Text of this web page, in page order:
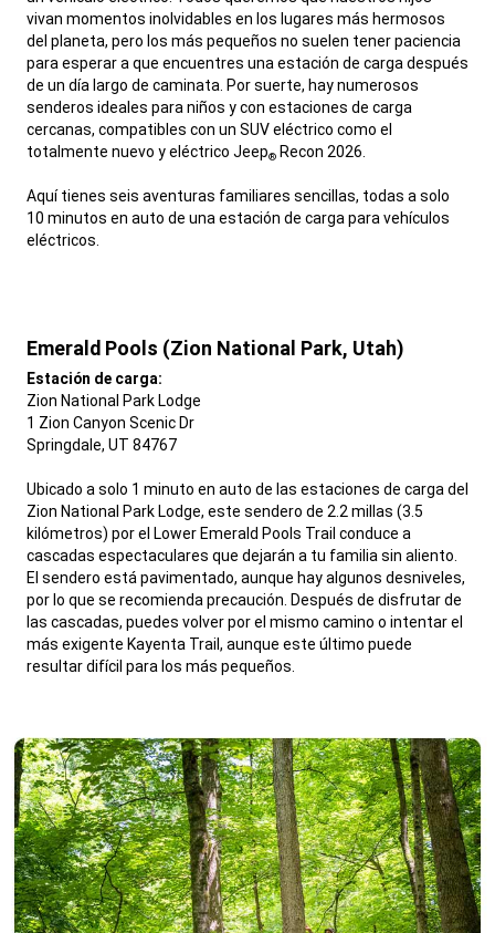
vivan momentos inolvidables en los lugares más hermosos
del planeta, pero los más pequeños no suelen tener paciencia
para esperar a que encuentres una estación de carga después
de un día largo de caminata. Por suerte, hay numerosos
senderos ideales para niños y con estaciones de carga
cercanas, compatibles con un SUV eléctrico como el
totalmente nuevo y eléctrico Jeep® Recon 2026.
Aquí tienes seis aventuras familiares sencillas, todas a solo
10 minutos en auto de una estación de carga para vehículos
eléctricos.
Emerald Pools (Zion National Park, Utah)
Estación de carga:
Zion National Park Lodge
1 Zion Canyon Scenic Dr
Springdale, UT 84767
Ubicado a solo 1 minuto en auto de las estaciones de carga del
Zion National Park Lodge, este sendero de 2.2 millas (3.5
kilómetros) por el Lower Emerald Pools Trail conduce a
cascadas espectaculares que dejarán a tu familia sin aliento.
El sendero está pavimentado, aunque hay algunos desniveles,
por lo que se recomienda precaución. Después de disfrutar de
las cascadas, puedes volver por el mismo camino o intentar el
más exigente Kayenta Trail, aunque este último puede
resultar difícil para los más pequeños.